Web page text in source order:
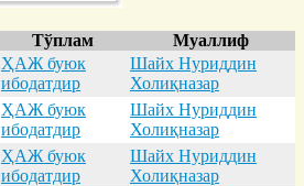
Тўплам
Муаллиф
ҲАЖ буюк
ибодатдир
Шайх Нуриддин
Холиқназар
ҲАЖ буюк
ибодатдир
Шайх Нуриддин
Холиқназар
ҲАЖ буюк
ибодатдир
Шайх Нуриддин
Холиқназар